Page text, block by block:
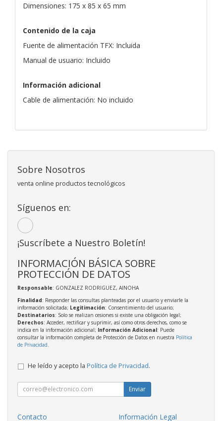
Dimensiones: 175 x 85 x 65 mm
Contenido de la caja
Fuente de alimentación TFX: Incluida
Manual de usuario: Incluido
Información adicional
Cable de alimentación: No incluido
Sobre Nosotros
venta online productos tecnológicos
Síguenos en:
¡Suscríbete a Nuestro Boletín!
INFORMACIÓN BÁSICA SOBRE
PROTECCIÓN DE DATOS
Responsable: GONZALEZ RODRIGUEZ, AINOHA
Finalidad: Responder las consultas planteadas por el usuario y enviarle la
información solicitada; Legitimación: Consentimiento del usuario;
Destinatarios: Solo se realizan cesiones si existe una obligación legal;
Derechos: Acceder, rectificar y suprimir, así como otros derechos, como se
indica en la información adicional; Información Adicional: Puede
consultar la información completa de Protección de Datos en nuestra Política
de Privacidad
He leído y acepto la Política de Privacidad.
Enviar
Contacto Información Legal